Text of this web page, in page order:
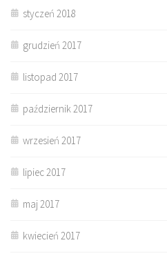
styczeń 2018
grudzień 2017
listopad 2017
październik 2017
wrzesień 2017
lipiec 2017
maj 2017
kwiecień 2017